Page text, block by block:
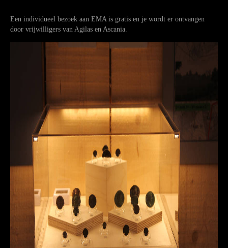
Een individueel bezoek aan EMA is gratis en je wordt er ontvangen
door vrijwilligers van Agilas en Ascania.